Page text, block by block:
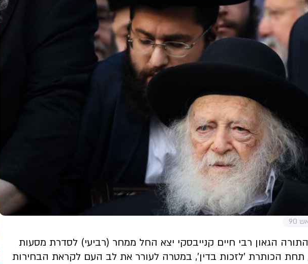
הגאון רבי חיים קנייבסקי יצא החל ממחר (רביעי) לסדרת מסעות
תחת הכותרת 'לזכות בדין', במטרה לעורר את לב העם לקראת הבחירות